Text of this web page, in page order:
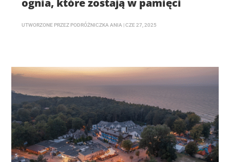
UTWORZONE PRZEZ PODRÓŻNICZKA ANIA |CZE 27, 2025